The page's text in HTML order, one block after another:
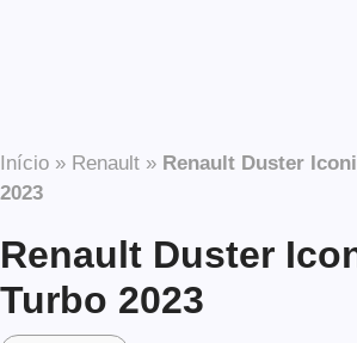
Início » Renault » Renault Duster
2023
Renault Duster
Turbo 2023